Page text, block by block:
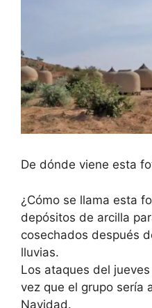
De dónde viene esta
¿Cómo se llama esta
depósitos de arcilla
cosechados después
lluvias.
Los ataques del
vez que el grupo sería
Navidad.